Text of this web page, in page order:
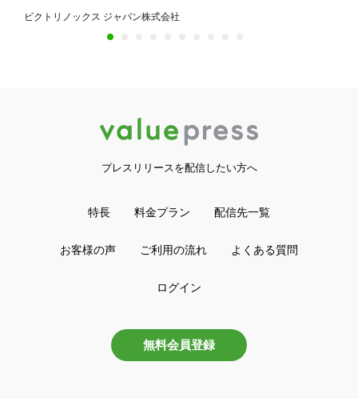
8月27日まで
ビクトリノックス ジャパン株式会社
プレスリリースを配信したい方へ
特長 料金プラン 配信先一覧
お客様の声 ご利用の流れ よくある質問
ログイン
無料会員登録